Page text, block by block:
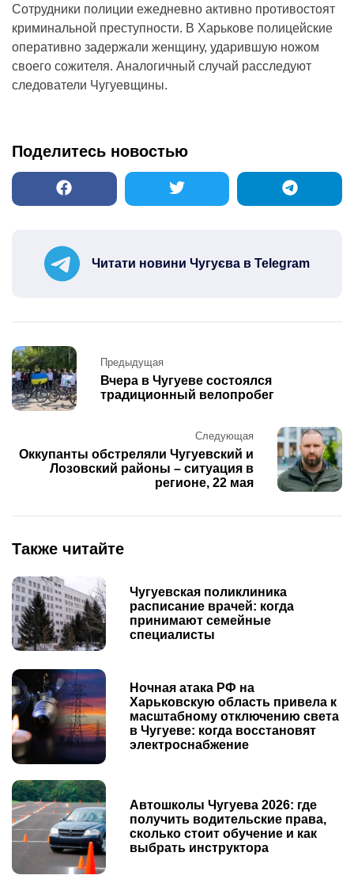
Сотрудники полиции ежедневно активно противостоят
криминальной преступности. В Харькове полицейские
оперативно задержали женщину, ударившую ножом
своего сожителя. Аналогичный случай расследуют
следователи Чугуевщины.
Поделитесь новостью
Читати новини Чугуєва в Telegram
Post
navigation
Предыдущая
Вчера в Чугуеве состоялся
традиционный велопробег
Следующая
Оккупанты обстреляли Чугуевский и
Лозовский районы – ситуация в
регионе, 22 мая
Также читайте
Чугуевская поликлиника
расписание врачей: когда
принимают семейные
специалисты
Ночная атака РФ на
Харьковскую область привела к
масштабному отключению света
в Чугуеве: когда восстановят
электроснабжение
Автошколы Чугуева 2026: где
получить водительские права,
сколько стоит обучение и как
выбрать инструктора